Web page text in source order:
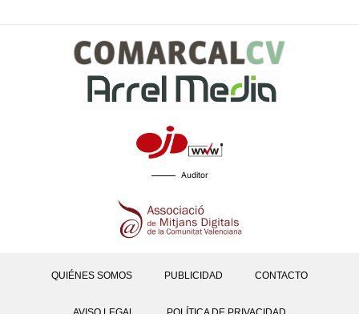
Auditor
QUIÉNES SOMOS PUBLICIDAD CONTACTO
AVISO LEGAL POLÍTICA DE PRIVACIDAD